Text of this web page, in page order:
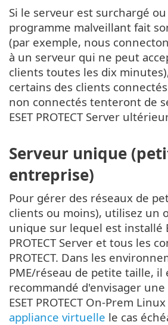
Si le serveur est surchargé
programme malveillant fait
(par exemple, nous
à un serveur qui ne peut
clients toutes les dix
certains des clients
non connectés tenteront de
ESET PROTECT Server
Serveur unique
entreprise)
Pour gérer des réseaux de
clients ou moins), utilisez un
unique sur lequel est installé
PROTECT Server et tous les
PROTECT. Dans les
PME/réseau de petite taille, il
recommandé d'envisager
ESET PROTECT On-Prem
appliance virtuelle le cas